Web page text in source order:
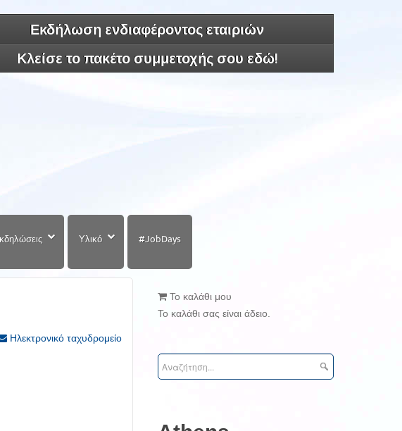
Εκδήλωση ενδιαφέροντος εταιριών
Κλείσε το πακέτο συμμετοχής σου εδώ!
Υλικό #JobDays
Ηλεκτρονικό ταχυδρομείο
Το καλάθι μου
Το καλάθι σας είναι άδειο.